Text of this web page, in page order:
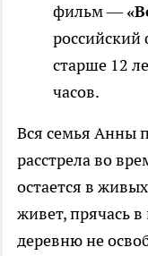
фильм —
российский
старше 12
часов.
Вся семья Анны
расстрела во
остается в
живет, прячась
деревню не